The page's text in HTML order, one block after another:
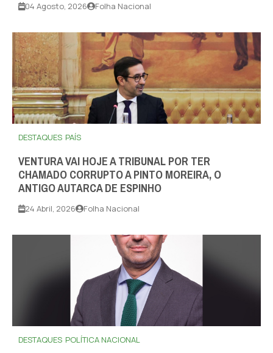
04 Agosto, 2026 Folha Nacional
DESTAQUES PAÍS
VENTURA VAI HOJE A TRIBUNAL POR TER
CHAMADO CORRUPTO A PINTO MOREIRA, O
ANTIGO AUTARCA DE ESPINHO
24 Abril, 2026 Folha Nacional
DESTAQUES POLÍTICA NACIONAL